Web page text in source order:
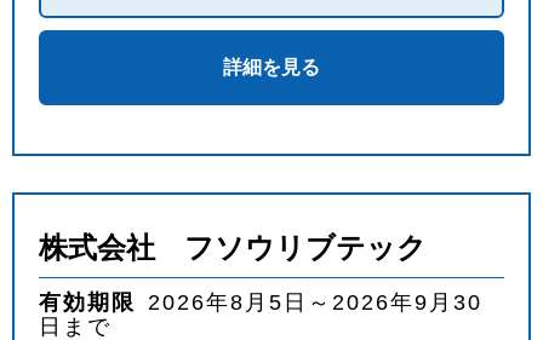
詳細を見る
株式会社 フソウリブテック
有効期限
2026年8月5日～2026年9月30
日まで